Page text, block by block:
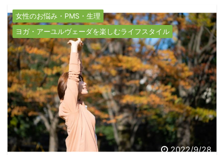
起こすこともあります。今回は、おすすめのオーガ
ニックナプキンや、快適に過ごすための対処法など
をご紹介します。
女性のお悩み・PMS・生理
ヨガ・アーユルヴェーダを楽しむライフスタイル
2022/9/28